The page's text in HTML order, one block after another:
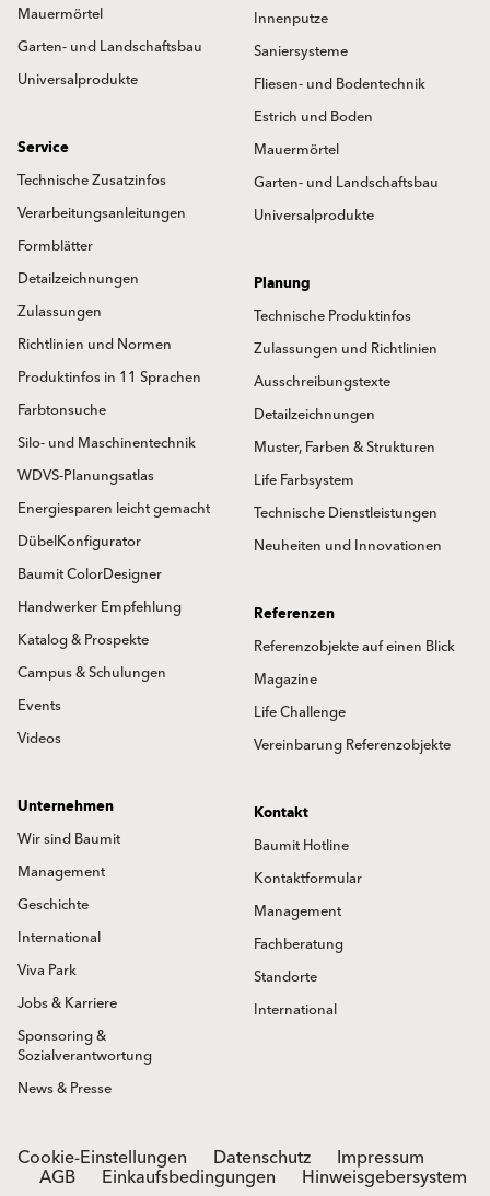
Mauermörtel
Garten- und Landschaftsbau
Universalprodukte
Innenputze
Saniersysteme
Fliesen- und Bodentechnik
Estrich und Boden
Mauermörtel
Garten- und Landschaftsbau
Universalprodukte
Service
Technische Zusatzinfos
Verarbeitungsanleitungen
Formblätter
Detailzeichnungen
Zulassungen
Richtlinien und Normen
Produktinfos in 11 Sprachen
Farbtonsuche
Silo- und Maschinentechnik
WDVS-Planungsatlas
Energiesparen leicht gemacht
DübelKonfigurator
Baumit ColorDesigner
Handwerker Empfehlung
Katalog & Prospekte
Campus & Schulungen
Events
Videos
Planung
Technische Produktinfos
Zulassungen und Richtlinien
Ausschreibungstexte
Detailzeichnungen
Muster, Farben & Strukturen
Life Farbsystem
Technische Dienstleistungen
Neuheiten und Innovationen
Referenzen
Referenzobjekte auf einen Blick
Magazine
Life Challenge
Vereinbarung Referenzobjekte
Unternehmen
Wir sind Baumit
Management
Geschichte
International
Viva Park
Jobs & Karriere
Sponsoring &
Sozialverantwortung
News & Presse
Kontakt
Baumit Hotline
Kontaktformular
Management
Fachberatung
Standorte
International
Cookie-Einstellungen Datenschutz Impressum
AGB Einkaufsbedingungen Hinweisgebersystem